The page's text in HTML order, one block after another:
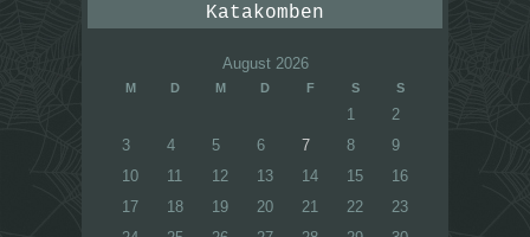
Katakomben
August 2026
M D M D F S S
1
2
3
4 5 6 7 8
9
10
11 12 13 14 15
16
17
18 19 20 21 22
23